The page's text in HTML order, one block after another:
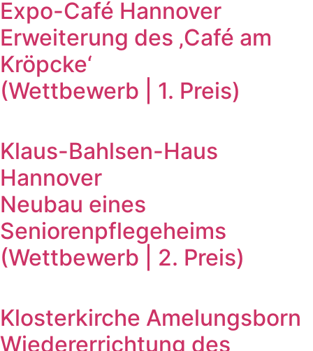
Expo-Café Hannover
Erweiterung des ‚Café am
Kröpcke‘
(Wettbewerb | 1. Preis)
Klaus-Bahlsen-Haus
Hannover
Neubau eines
Seniorenpflegeheims
(Wettbewerb | 2. Preis)
Klosterkirche Amelungsborn
Wiedererrichtung des